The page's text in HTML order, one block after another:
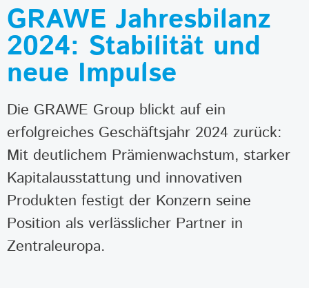
GRAWE Jahresbilanz
2024: Stabilität und
neue Impulse
Die GRAWE Group blickt auf ein
erfolgreiches Geschäftsjahr 2024 zurück:
Mit deutlichem Prämienwachstum, starker
Kapitalausstattung und innovativen
Produkten festigt der Konzern seine
Position als verlässlicher Partner in
Zentraleuropa.